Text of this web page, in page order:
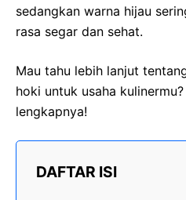
sedangkan warna hijau
rasa segar dan sehat.
Mau tahu lebih lanjut
hoki untuk usaha
lengkapnya!
DAFTAR ISI